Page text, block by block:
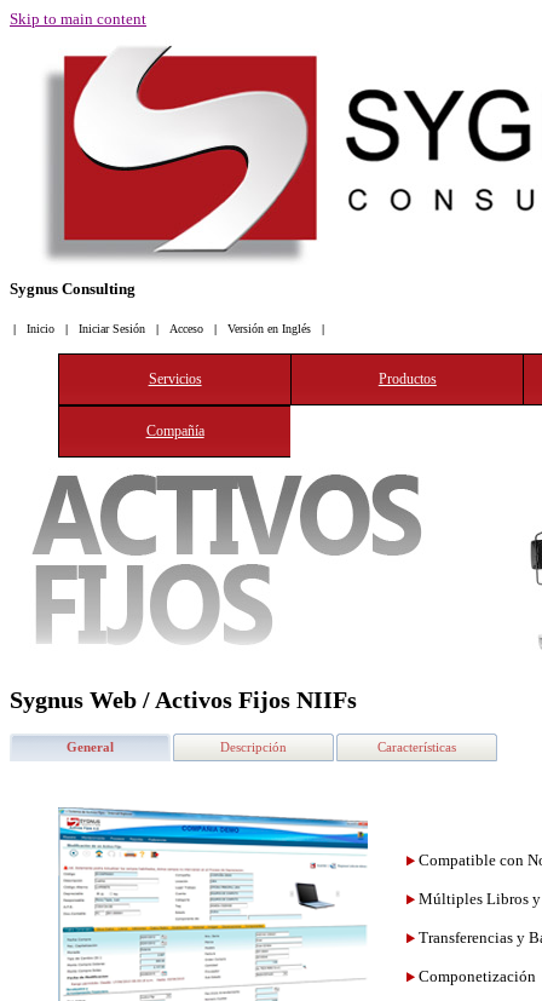
Skip to main content
Sygnus Consulting
| Inicio | Iniciar Sesión | Acceso | Versión en Inglés |
Servicios Productos
Compañía
Sygnus Web / Activos Fijos NIIFs
General Descripción Características
Compatible con
Múltiples Libros y
Transferencias y
Componetización